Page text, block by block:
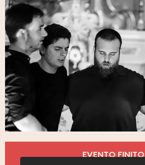
EVENTO FINITO